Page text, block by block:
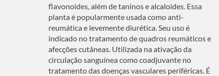
flavonoides, além de taninos e alcaloides. Essa
planta é popularmente usada como anti-
reumática e levemente diurética. Seu uso é
indicado no tratamento de quadros reumáticos e
afecções cutâneas. Utilizada na ativação da
circulação sanguínea como coadjuvante no
tratamento das doenças vasculares periféricas. É